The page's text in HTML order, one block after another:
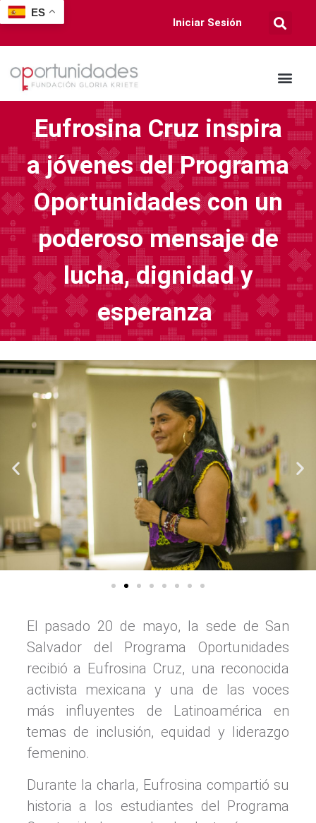
Iniciar Sesión
Eufrosina Cruz inspira
a jóvenes del Programa
Oportunidades con un
poderoso mensaje de
lucha, dignidad y
esperanza
El pasado 20 de mayo, la sede de San
Salvador del Programa Oportunidades
recibió a Eufrosina Cruz, una reconocida
activista mexicana y una de las voces
más influyentes de Latinoamérica en
temas de inclusión, equidad y liderazgo
femenino.
Durante la charla, Eufrosina compartió su
historia a los estudiantes del Programa
ES